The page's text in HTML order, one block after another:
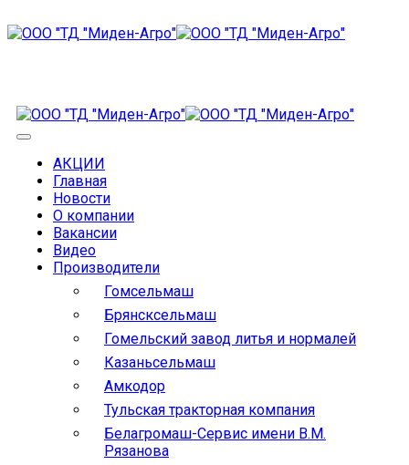
АКЦИИ
Главная
Новости
О компании
Вакансии
Видео
Производители
Гомсельмаш
Брянсксельмаш
Гомельский завод литья и нормалей
Казаньсельмаш
Амкодор
Тульская тракторная компания
Белагромаш-Сервис имени В.М.
Рязанова